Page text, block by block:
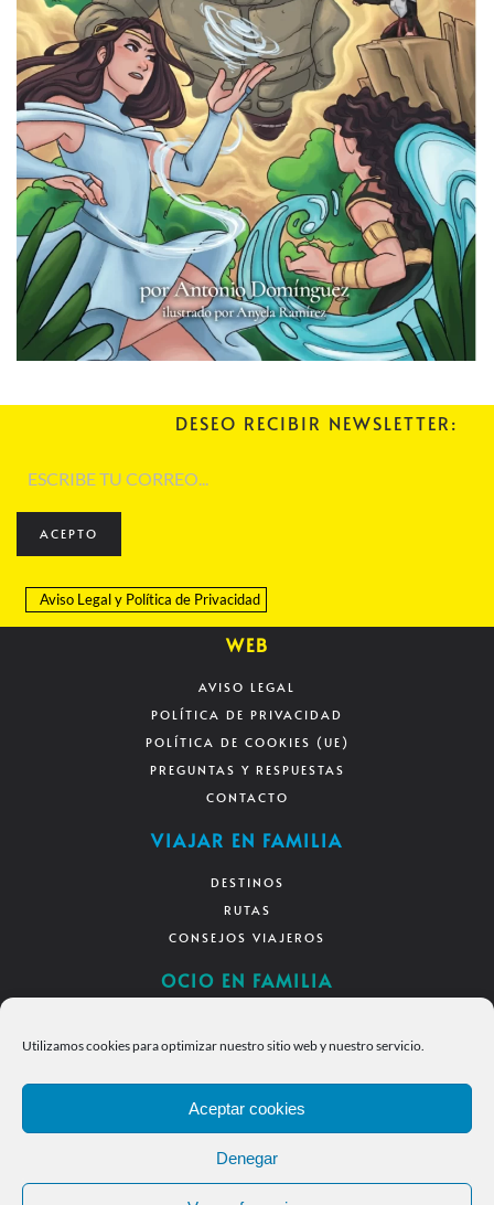
Utilizamos cookies para optimizar nuestro sitio web y nuestro servicio.
Aceptar cookies
Denegar
DESEO RECIBIR NEWSLETTER:
ACEPTO
Aviso Legaly Política de Privacidad
WEB
AVISO LEGAL
POLÍTICA DE PRIVACIDAD
POLÍTICA DE COOKIES (UE)
PREGUNTAS Y RESPUESTAS
CONTACTO
VIAJAR EN FAMILIA
DESTINOS
RUTAS
CONSEJOS VIAJEROS
OCIO EN FAMILIA
RECURSOS
SÍGUENOS